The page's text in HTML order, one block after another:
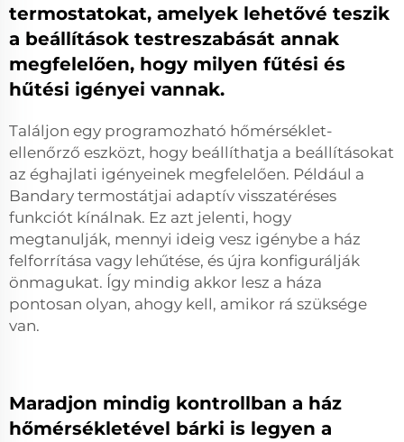
termostatokat, amelyek lehetővé teszik
a beállítások testreszabását annak
megfelelően, hogy milyen fűtési és
hűtési igényei vannak.
Találjon egy programozható hőmérséklet-
ellenőrző eszközt, hogy beállíthatja a beállításokat
az éghajlati igényeinek megfelelően. Például a
Bandary termostátjai adaptív visszatéréses
funkciót kínálnak. Ez azt jelenti, hogy
megtanulják, mennyi ideig vesz igénybe a ház
felforrítása vagy lehűtése, és újra konfigurálják
önmagukat. Így mindig akkor lesz a háza
pontosan olyan, ahogy kell, amikor rá szüksége
van.
Maradjon mindig kontrollban a ház
hőmérsékletével bárki is legyen a